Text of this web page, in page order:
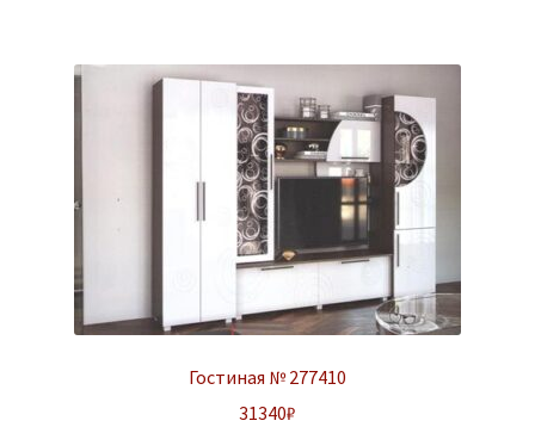
Гостиная № 277410
31340₽